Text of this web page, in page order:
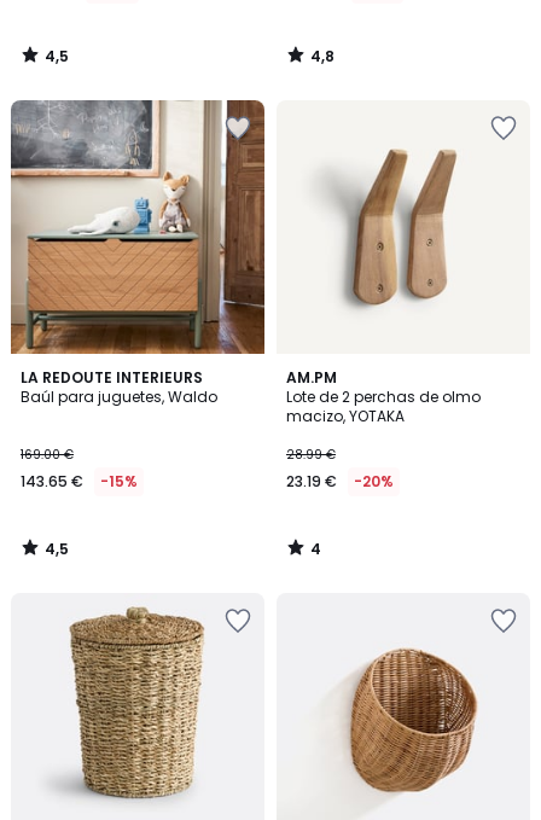
4,5
/
4,8
/
LA REDOUTE INTERIEURS
Baúl para juguetes, Waldo
169.00 €
143.65 € -15%
4,5
/ 5
4,5
/
AM.PM
Lote de 2 perchas de olmo
macizo, YOTAKA
28.99 €
23.19 € -20%
4
/
5
4
/